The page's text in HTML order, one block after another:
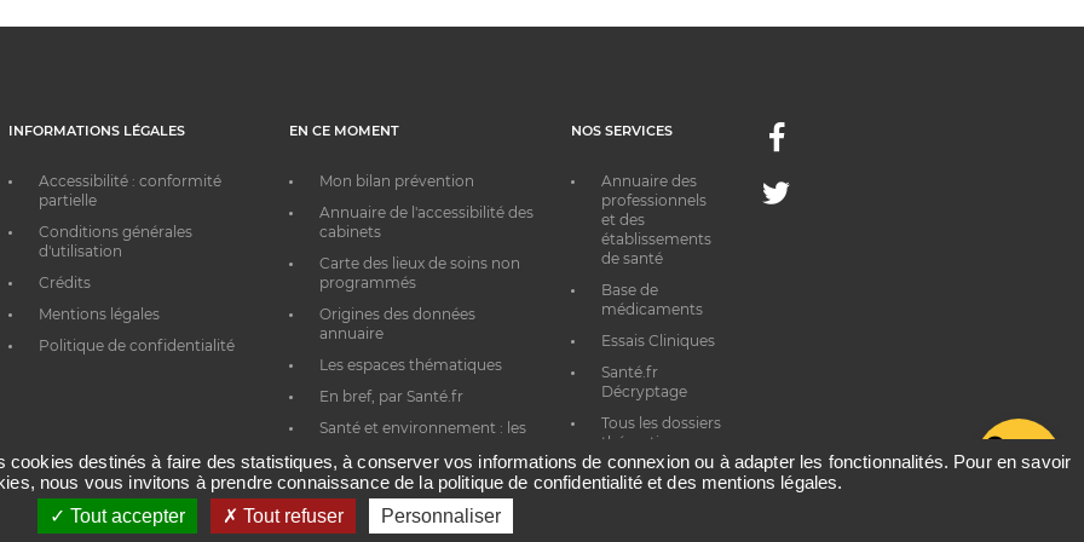
INFORMATIONS LÉGALES
Accessibilité : conformité
partielle
Conditions générales
d'utilisation
Crédits
Mentions légales
Politique de confidentialité
EN CE MOMENT
Mon bilan prévention
Annuaire de l'accessibilité des
cabinets
Carte des lieux de soins non
programmés
Origines des données
annuaire
Les espaces thématiques
En bref, par Santé.fr
Santé et environnement : les
NOS SERVICES
Annuaire des
professionnels
et des
établissements
de santé
Base de
médicaments
Essais Cliniques
Santé.fr
Décryptage
Tous les dossiers
thématiques
Facebook
Twitter
cookies destinés à faire des statistiques, à conserver vos informations de connexion ou à adapter les fonctionnalités. Pour en savoir
nous vous invitons à prendre connaissance de la politique de confidentialité et des mentions légales.
Tout accepter
Tout refuser Personnaliser